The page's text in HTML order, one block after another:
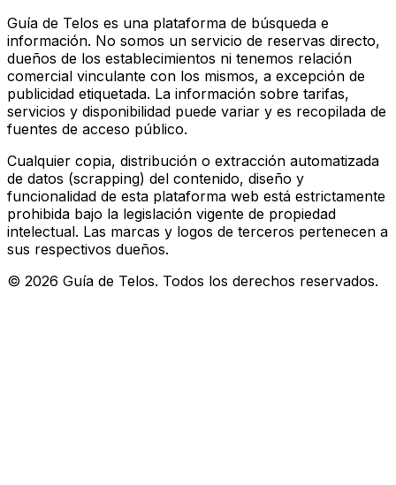
Guía de Telos es una plataforma de búsqueda e
información. No somos un servicio de reservas directo,
dueños de los establecimientos ni tenemos relación
comercial vinculante con los mismos, a excepción de
publicidad etiquetada. La información sobre tarifas,
servicios y disponibilidad puede variar y es recopilada de
fuentes de acceso público.
Cualquier copia, distribución o extracción automatizada
de datos (scrapping) del contenido, diseño y
funcionalidad de esta plataforma web está estrictamente
prohibida bajo la legislación vigente de propiedad
intelectual. Las marcas y logos de terceros pertenecen a
sus respectivos dueños.
© 2026 Guía de Telos. Todos los derechos reservados.